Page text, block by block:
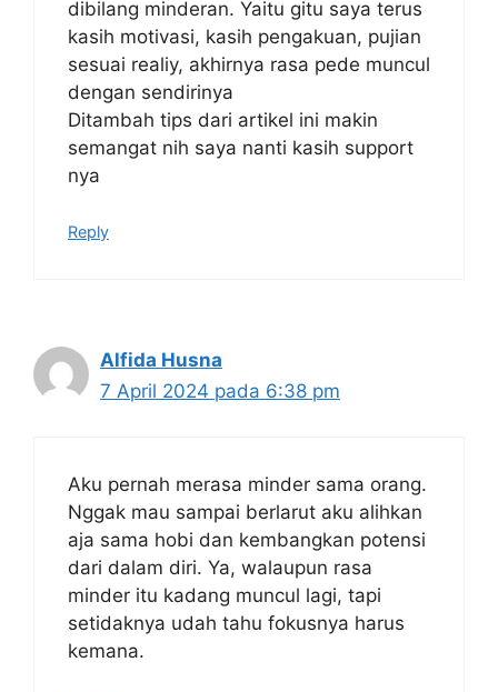
dibilang minderan. Yaitu gitu saya terus
kasih motivasi, kasih pengakuan, pujian
sesuai realiy, akhirnya rasa pede muncul
dengan sendirinya
Ditambah tips dari artikel ini makin
semangat nih saya nanti kasih support
nya
Reply
Alfida Husna
7 April 2024 pada 6:38 pm
Aku pernah merasa minder sama orang.
Nggak mau sampai berlarut aku alihkan
aja sama hobi dan kembangkan potensi
dari dalam diri. Ya, walaupun rasa
minder itu kadang muncul lagi, tapi
setidaknya udah tahu fokusnya harus
kemana.